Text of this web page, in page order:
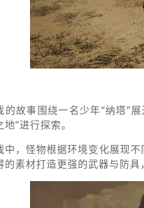
的故事围绕一名少年“纳塔”
地”进行探索。
中，怪物根据环境变化展现
的素材打造更强的武器与防具